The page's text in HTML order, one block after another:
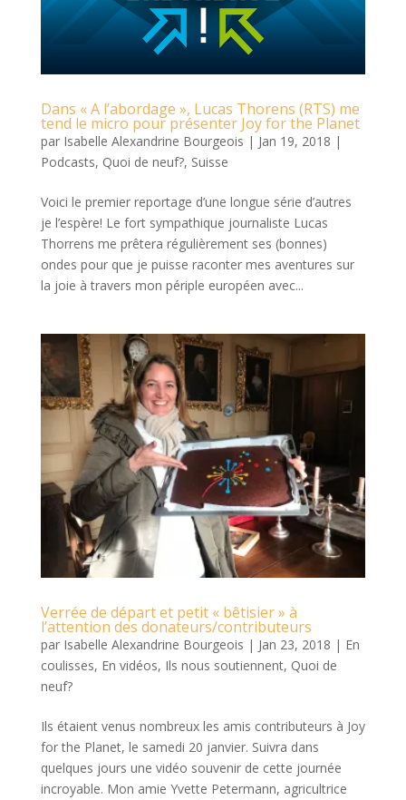
Dans « A l’abordage », Lucas Thorens (RTS) me
tend le micro pour présenter Joy for the Planet
par Isabelle Alexandrine Bourgeois | Jan 19, 2018 |
Podcasts, Quoi de neuf?, Suisse
Voici le premier reportage d’une longue série d’autres
je l’espère! Le fort sympathique journaliste Lucas
Thorrens me prêtera régulièrement ses (bonnes)
ondes pour que je puisse raconter mes aventures sur
la joie à travers mon périple européen avec...
Verrée de départ et petit « bêtisier » à
l’attention des donateurs/contributeurs
par Isabelle Alexandrine Bourgeois | Jan 23, 2018 | En
coulisses, En vidéos, Ils nous soutiennent, Quoi de
neuf?
Ils étaient venus nombreux les amis contributeurs à Joy
for the Planet, le samedi 20 janvier. Suivra dans
quelques jours une vidéo souvenir de cette journée
incroyable. Mon amie Yvette Petermann, agricultrice